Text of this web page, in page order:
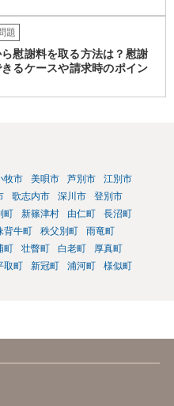
題
慰謝料を取る方法は？慰謝
るケースや請求時のポイン
牧市 美唄市 芦別市
江別市
歌志内市 深川市
登別市
町 新篠津村 由仁町
長沼町
背牛町 秩父別町
雨竜町
町 壮瞥町 白老町
厚真町
取町 新冠町 浦河町
様似町